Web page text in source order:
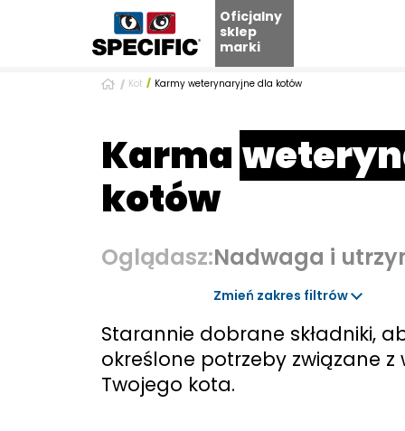
Oficjalny
sklep
marki
Kot Karmy weterynaryjne dla kotów
Karma
kotów
Oglądasz:Nadwaga i
Zmień zakres filtrów
Starannie dobrane składniki,
określone potrzeby związane z
Twojego kota.